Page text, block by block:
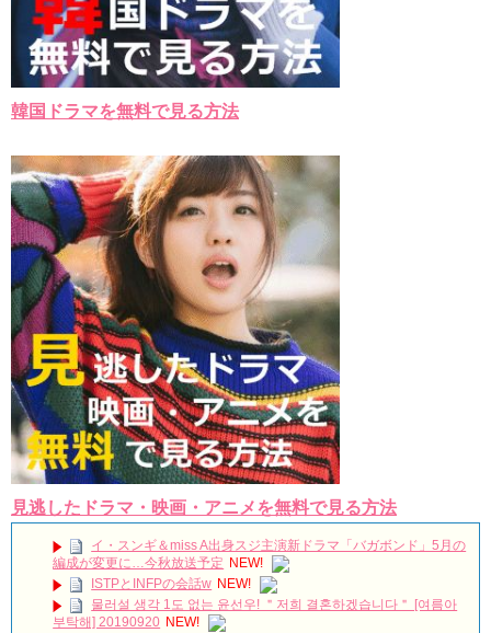
韓国ドラマを無料で見る方法
見逃したドラマ・映画・アニメを無料で見る方法
イ・スンギ＆miss A出身スジ主演新ドラマ「バガボンド」5月の
編成が変更に…今秋放送予定 NEW!
ISTPとINFPの会話w NEW!
물러설 생각 1도 없는 윤선우! ＂저희 결혼하겠습니다＂ [여름아
부탁해] 20190920 NEW!